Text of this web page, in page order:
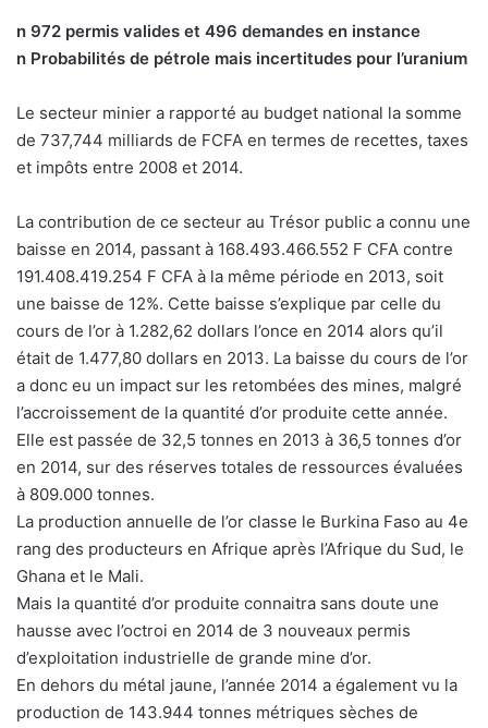
n 972 permis valides et 496 demandes en instance
n Probabilités de pétrole mais incertitudes pour l’uranium
Le secteur minier a rapporté au budget national la somme
de 737,744 milliards de FCFA en termes de recettes, taxes
et impôts entre 2008 et 2014.
La contribution de ce secteur au Trésor public a connu une
baisse en 2014, passant à 168.493.466.552 F CFA contre
191.408.419.254 F CFA à la même période en 2013, soit
une baisse de 12%. Cette baisse s’explique par celle du
cours de l’or à 1.282,62 dollars l’once en 2014 alors qu’il
était de 1.477,80 dollars en 2013. La baisse du cours de l’or
a donc eu un impact sur les retombées des mines, malgré
l’accroissement de la quantité d’or produite cette année.
Elle est passée de 32,5 tonnes en 2013 à 36,5 tonnes d’or
en 2014, sur des réserves totales de ressources évaluées
à 809.000 tonnes.
La production annuelle de l’or classe le Burkina Faso au 4e
rang des producteurs en Afrique après l’Afrique du Sud, le
Ghana et le Mali.
Mais la quantité d’or produite connaitra sans doute une
hausse avec l’octroi en 2014 de 3 nouveaux permis
d’exploitation industrielle de grande mine d’or.
En dehors du métal jaune, l’année 2014 a également vu la
production de 143.944 tonnes métriques sèches de